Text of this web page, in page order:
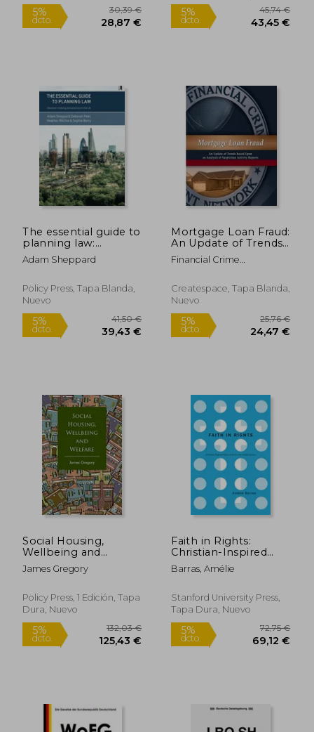
5%
dcto. 48,76 €
5%
dcto.
5%
dcto.
30,39 €
28,87 €
Blanda, Nuevo
5%
dcto.
The essential guide to
planning law:
Decision-making and
practice in the UK
Adam Sheppard
Policy Press, Tapa Blanda,
Nuevo
Mortgage Loan Fraud:
An Update of Trends
Based Upon an
Analysis of Suspicious
Inglés)
Financial Crime
Createspace, Tapa Blanda,
Nuevo
Social Housing,
Wellbeing and
Welfare (en Inglés)
James Gregory
Policy Press, 1 Edición, Tapa
Dura, Nuevo
Faith in Rights:
Christian-Inspired
NGOs at Work in the
United Nations (en
Barras, Amélie
Stanford University Press,
Tapa Dura, Nuevo